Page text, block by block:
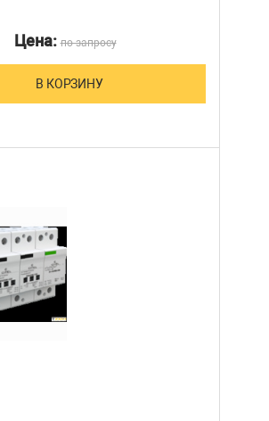
Цена:по запросу
В КОРЗИНУ